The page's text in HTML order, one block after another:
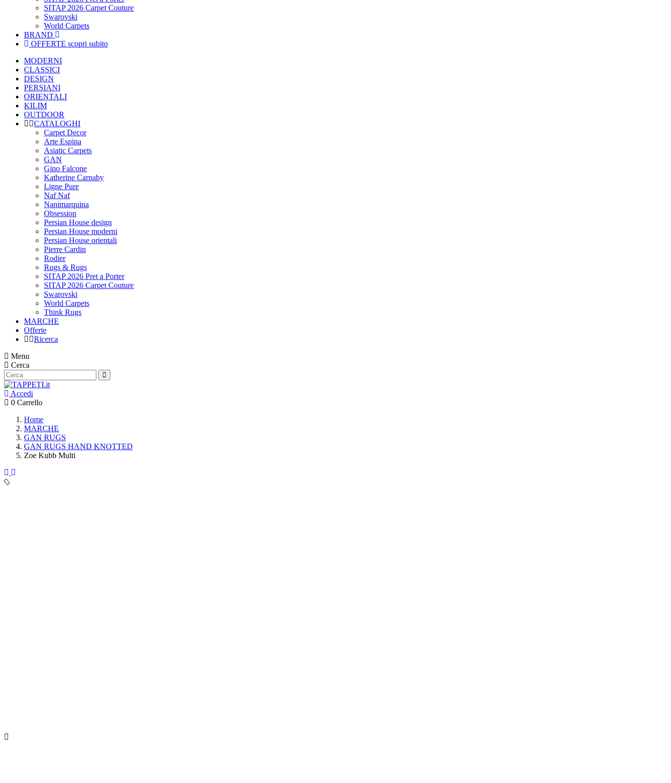
SITAP 2026 Carpet Couture
Swarovski
World Carpets
BRAND
OFFERTE scopri subito
MODERNI
CLASSICI
DESIGN
PERSIANI
ORIENTALI
KILIM
OUTDOOR
CATALOGHI
Carpet Decor
Arte Espina
Asiatic Carpets
GAN
Gino Falcone
Katherine Carnaby
Ligne Pure
Naf Naf
Nanimarquina
Obsession
Persian House design
Persian House moderni
Persian House orientali
Pierre Cardin
Rodier
Rugs & Rugs
SITAP 2026 Pret a Porter
SITAP 2026 Carpet Couture
Swarovski
World Carpets
Think Rugs
MARCHE
Offerte
Ricerca
Menu
Cerca
Accedi
0 Carrello
Home
MARCHE
GAN RUGS
GAN RUGS HAND KNOTTED
Zoe Kubb Multi